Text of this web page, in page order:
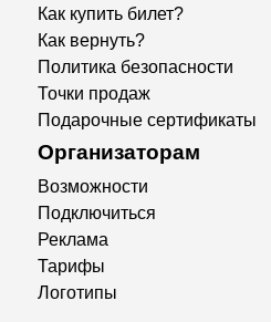
Как купить билет?
Как вернуть?
Политика безопасности
Точки продаж
Подарочные сертификаты
Организаторам
Возможности
Подключиться
Реклама
Тарифы
Логотипы